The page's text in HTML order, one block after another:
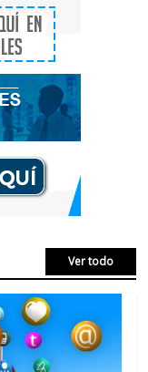
criptomonedas o
correctamente
Ver todo